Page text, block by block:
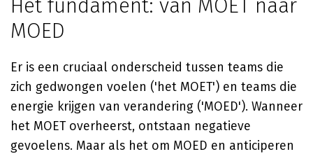
Het fundament: van MOET naar
MOED
Er is een cruciaal onderscheid tussen teams die
zich gedwongen voelen ('het MOET') en teams die
energie krijgen van verandering ('MOED'). Wanneer
het MOET overheerst, ontstaan negatieve
gevoelens. Maar als het om MOED en anticiperen